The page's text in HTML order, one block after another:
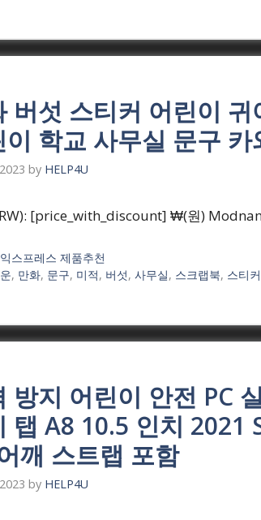
버섯 스티커 어린이
이 학교 사무실 문구
by HELP4U
[price_with_discount] ₩(원)
스프레스 제품추천
, 만화, 문구, 미적, 버섯,사무실, 스크랩북, 스티커
방지 어린이 안전 PC
탭 A8 10.5 인치 2021
깨 스트랩 포함
by HELP4U